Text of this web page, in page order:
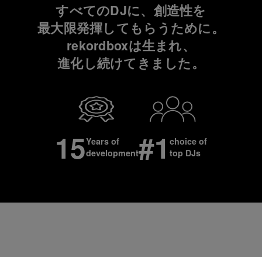
すべてのDJに、創造性を
最大限発揮してもらうために。
rekordboxは生まれ、
進化し続けてきました。
15Years of
development#1choice of
top DJs